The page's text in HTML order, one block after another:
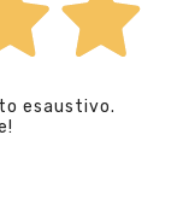
esaustivo.